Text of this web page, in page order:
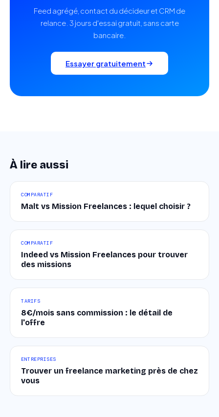
Feed agrégé, contact du décideur et CRM de
relance. 3 jours d'essai gratuit, sans carte
bancaire.
Essayer gratuitement
À lire aussi
COMPARATIF
Malt vs Mission Freelances : lequel choisir ?
COMPARATIF
Indeed vs Mission Freelances pour trouver
des missions
TARIFS
8€/mois sans commission : le détail de
l'offre
ENTREPRISES
Trouver un freelance marketing près de chez
vous